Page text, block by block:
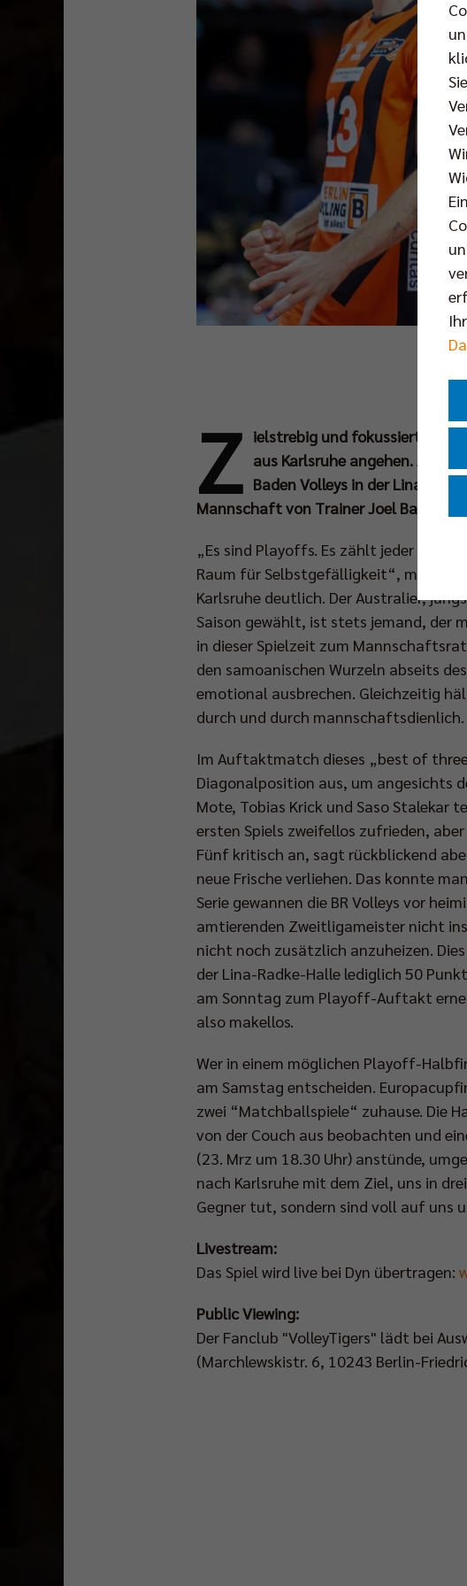
Z ielstrebig und fokussiert
aus Karlsruhe angehen. Am
Baden Volleys in der Lina-
Mannschaft von Trainer Joel Banks
„Es sind Playoffs. Es zählt jeder Tag,
Raum für Selbstgefälligkeit“, macht
Karlsruhe deutlich. Der Australier,
Saison gewählt, ist stets jemand, der
in dieser Spielzeit zum
den samoanischen Wurzeln abseits
emotional ausbrechen. Gleichzeitig
durch und durch mannschaftsdienlich.
Im Auftaktmatch dieses „best of
Diagonalposition aus, um angesichts
Mote, Tobias Krick und Saso Stalekar
ersten Spiels zweifellos zufrieden,
Fünf kritisch an, sagt rückblickend
neue Frische verliehen. Das konnte
Serie gewannen die BR Volleys vor
amtierenden Zweitligameister nicht
nicht noch zusätzlich anzuheizen.
der Lina-Radke-Halle lediglich 50
am Sonntag zum Playoff-Auftakt
also makellos.
Wer in einem möglichen Playoff-
am Samstag entscheiden.
zwei “Matchballspiele“ zuhause. Die
von der Couch aus beobachten und
(23. Mrz um 18.30 Uhr) anstünde,
nach Karlsruhe mit dem Ziel, uns in
Gegner tut, sondern sind voll auf uns
Livestream:
Das Spiel wird live bei Dyn übertragen:
Public Viewing:
Der Fanclub "VolleyTigers" lädt bei
(Marchlewskistr. 6, 10243 Berlin-